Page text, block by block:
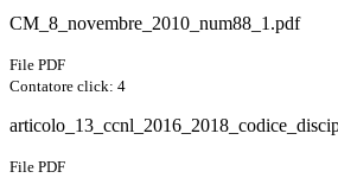
CM_8_novembre_2010_num88_1.pdf
File PDF
Contatore click: 4
File PDF